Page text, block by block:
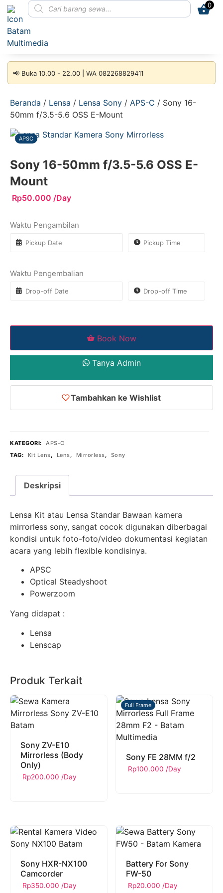
0
📢 Buka 10.00 - 22.00 | WA 082268829411
Beranda / Lensa / Lensa Sony / APS-C / Sony 16-
50mm f/3.5-5.6 OSS E-Mount
APSC
Sony 16-50mm f/3.5-5.6 OSS E-
Mount
Rp50.000 /Day
Waktu Pengambilan
Waktu Pengembalian
Book Now
Tanya Admin
Tambahkan ke Wishlist
KATEGORI:
APS-C
TAG:
Kit Lens, Lens, Mirrorless, Sony
Deskripsi
Lensa Kit atau Lensa Standar Bawaan kamera
mirrorless sony, sangat cocok digunakan diberbagai
kondisi untuk foto-foto/video dokumentasi kegiatan
acara yang lebih flexible kondisinya.
APSC
Optical Steadyshoot
Powerzoom
Yang didapat :
Lensa
Lenscap
Produk Terkait
Sony ZV-E10
Mirrorless (Body
Only)
Rp200.000 /Day
Full Frame
Sony FE 28MM f/2
Rp100.000 /Day
Sony HXR-NX100
Camcorder
Rp350.000 /Day
Battery For Sony
FW-50
Rp20.000 /Day